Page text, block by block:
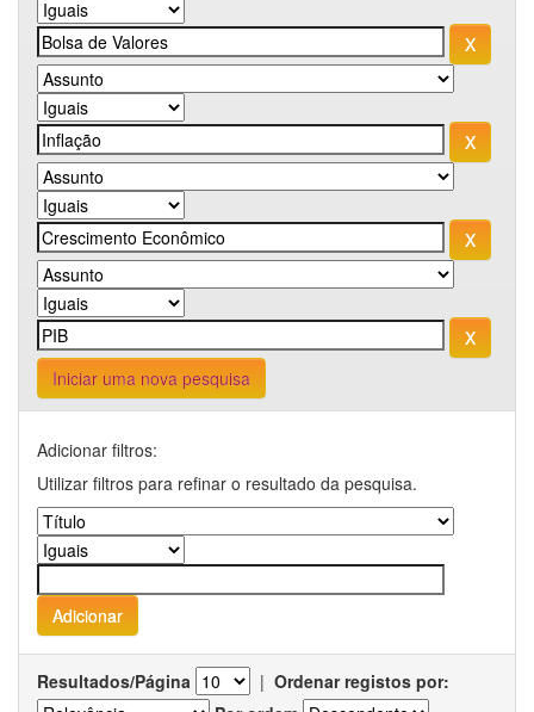
Iniciar uma nova pesquisa
Adicionar filtros:
Utilizar filtros para refinar o resultado da pesquisa.
Resultados/Página | Ordenar registos por: